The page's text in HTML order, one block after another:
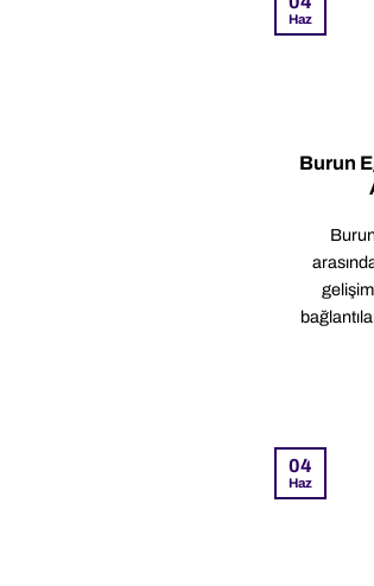
Burun
Haz
04
Haz